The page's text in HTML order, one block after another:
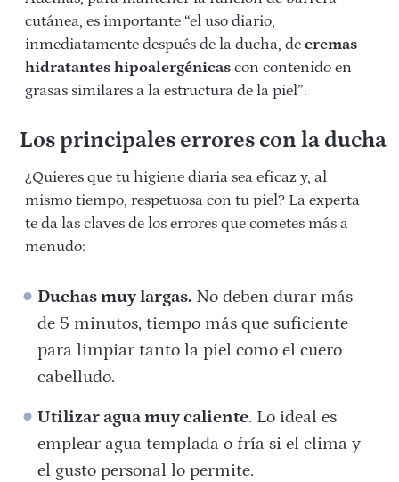
cutánea, es importante “el uso diario,
inmediatamente después de la ducha, de cremas
hidratantes hipoalergénicas con contenido en
grasas similares a la estructura de la piel”.
Los principales errores con la ducha
¿Quieres que tu higiene diaria sea eficaz y, al
mismo tiempo, respetuosa con tu piel? La experta
te da las claves de los errores que cometes más a
menudo:
Duchas muy largas. No deben durar más
de 5 minutos, tiempo más que suficiente
para limpiar tanto la piel como el cuero
cabelludo.
Utilizar agua muy caliente. Lo ideal es
emplear agua templada o fría si el clima y
el gusto personal lo permite.